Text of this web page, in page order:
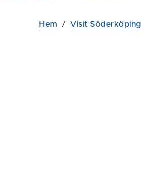
Hem / Visit Söderköping